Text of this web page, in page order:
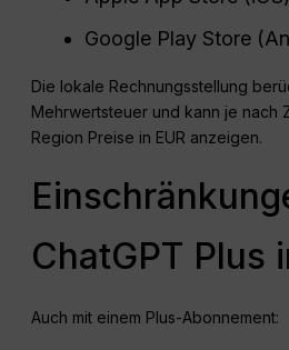
Google Play Store
Die lokale Rechnungsstellung
Mehrwertsteuer und kann je nach
Region Preise in EUR anzeigen.
ChatGPT Plus
Auch mit einem Plus-Abonnement: